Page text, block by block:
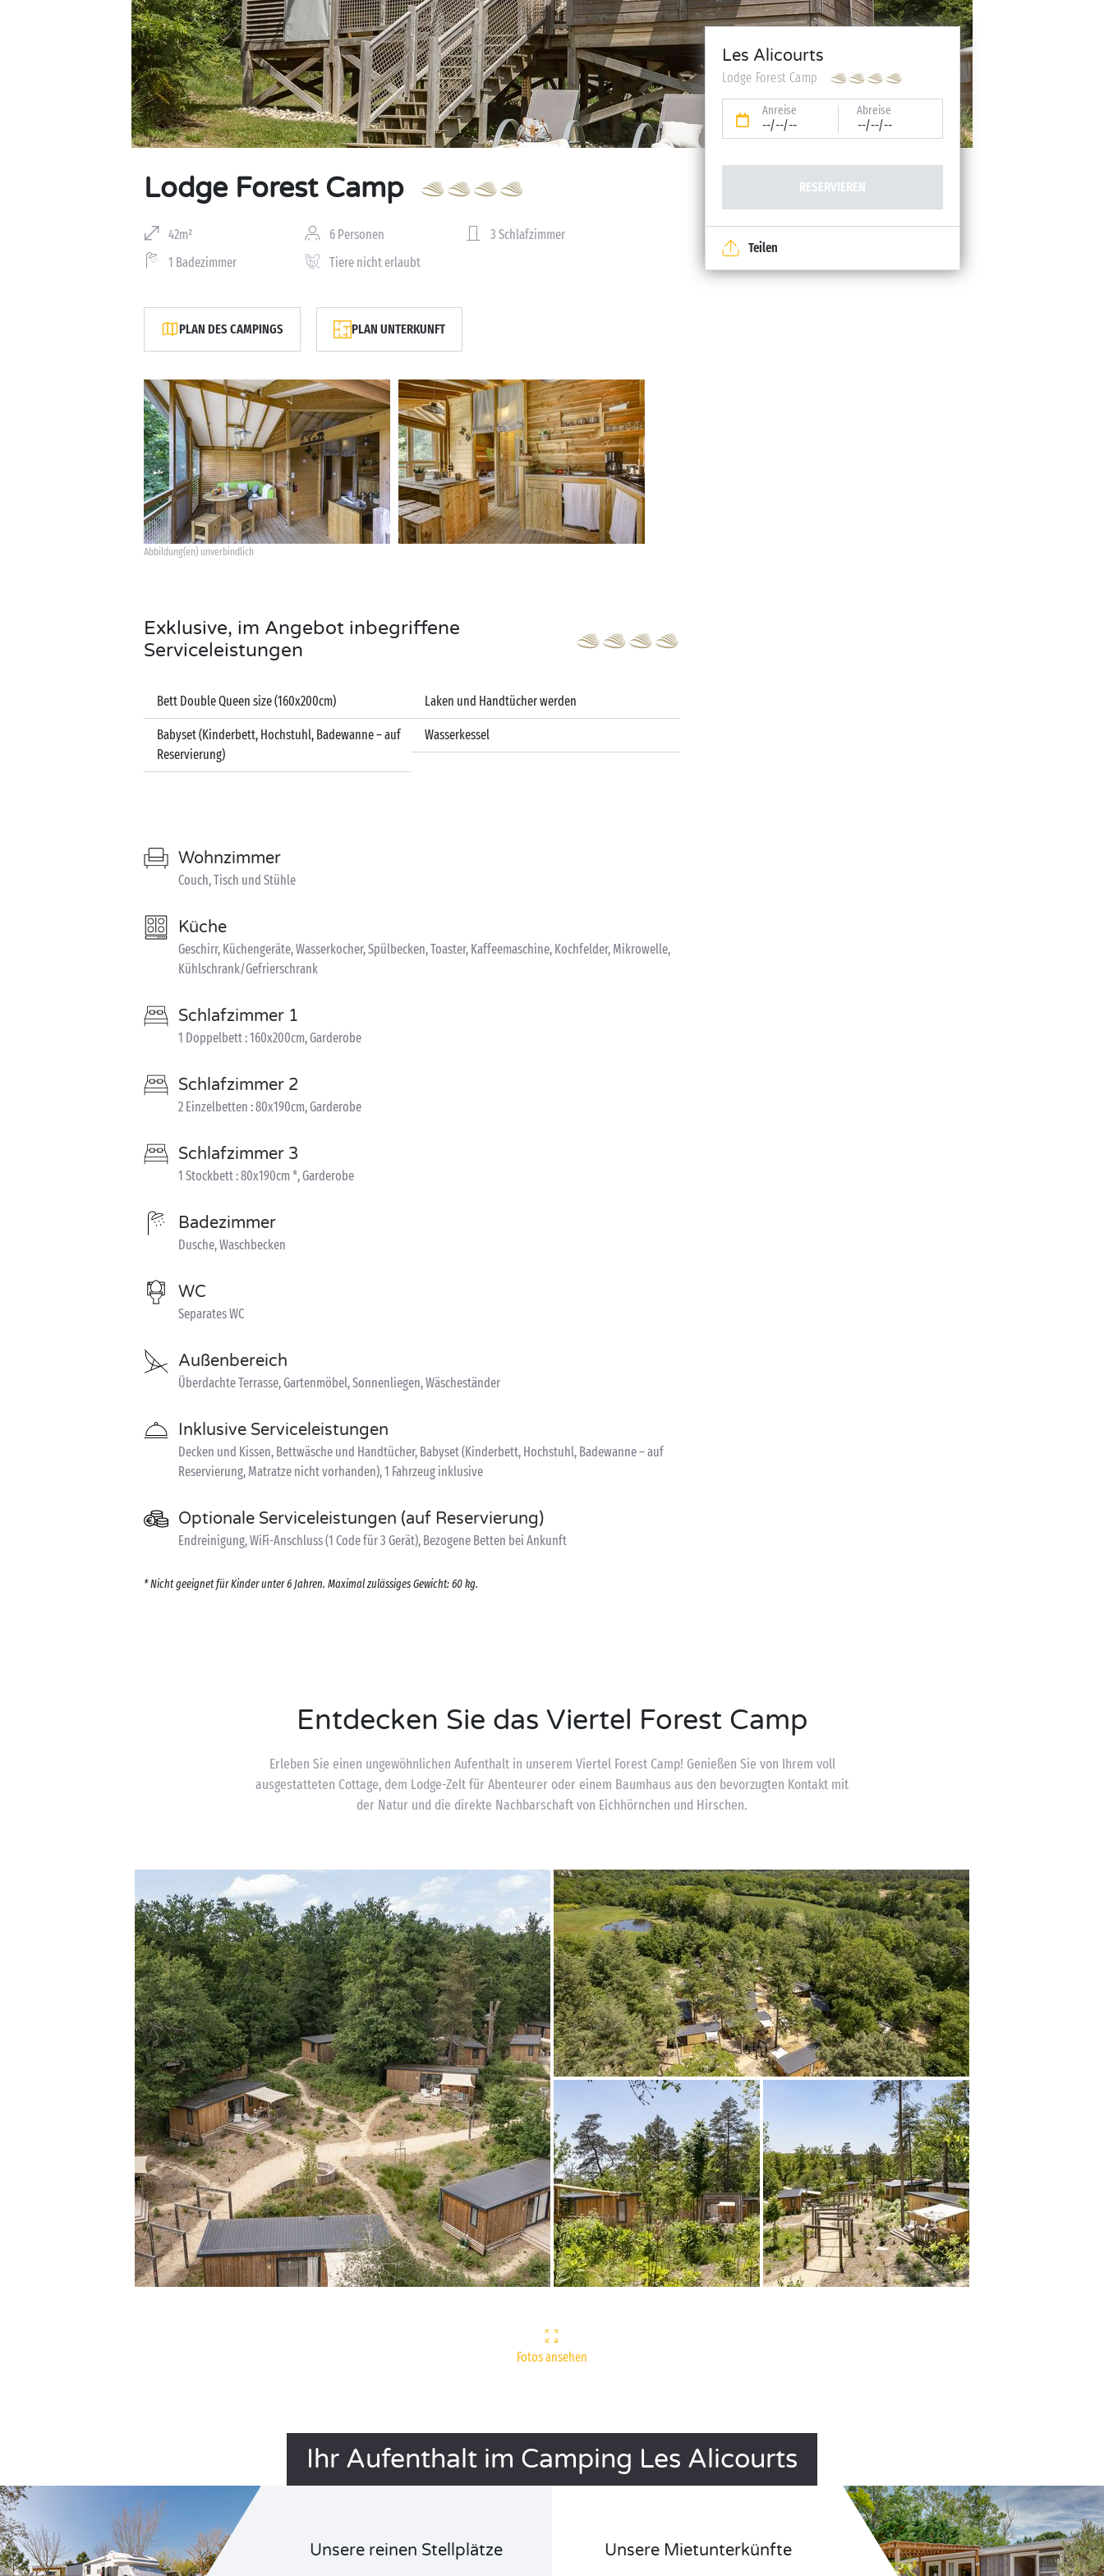
Lodge Forest Camp
42m² 6 Personen
3 Schlafzimmer
1 Badezimmer
Tiere nicht erlaubt
PLAN DES CAMPINGS PLAN UNTERKUNFT
Abbildung(en) unverbindlich
Exklusive, im Angebot inbegriffene
Serviceleistungen
Bett Double Queen size (160x200cm)
Babyset (Kinderbett, Hochstuhl, Badewanne – auf
Reservierung)
Laken und Handtücher werden
Wasserkessel
Wohnzimmer
Couch, Tisch und Stühle
Küche
Geschirr, Küchengeräte, Wasserkocher, Spülbecken, Toaster, Kaffeemaschine, Kochfelder, Mikrowelle,
Kühlschrank/Gefrierschrank
Schlafzimmer 1
1 Doppelbett : 160x200cm, Garderobe
Schlafzimmer 2
2 Einzelbetten : 80x190cm, Garderobe
Schlafzimmer 3
1 Stockbett : 80x190cm *, Garderobe
Badezimmer
Dusche, Waschbecken
WC
Separates WC
Außenbereich
Überdachte Terrasse, Gartenmöbel, Sonnenliegen, Wäscheständer
Inklusive Serviceleistungen
Decken und Kissen, Bettwäsche und Handtücher, Babyset (Kinderbett, Hochstuhl, Badewanne – auf
Reservierung, Matratze nicht vorhanden), 1 Fahrzeug inklusive
Optionale Serviceleistungen (auf Reservierung)
Endreinigung, WiFi-Anschluss (1 Code für 3 Gerät), Bezogene Betten bei Ankunft
* Nicht geeignet für Kinder unter 6 Jahren. Maximal zulässiges Gewicht: 60 kg.
Les Alicourts
Lodge Forest Camp
Anreise
--/--/--
Abreise
--/--/--
RESERVIEREN
Teilen
Entdecken Sie das Viertel Forest Camp
Erleben Sie einen ungewöhnlichen Aufenthalt in unserem Viertel Forest Camp! Genießen Sie von Ihrem voll
ausgestatteten Cottage, dem Lodge-Zelt für Abenteurer oder einem Baumhaus aus den bevorzugten Kontakt mit
der Natur und die direkte Nachbarschaft von Eichhörnchen und Hirschen.
Fotos ansehen
Ihr Aufenthalt im Camping Les Alicourts
Unsere reinen Stellplätze Unsere Mietunterkünfte